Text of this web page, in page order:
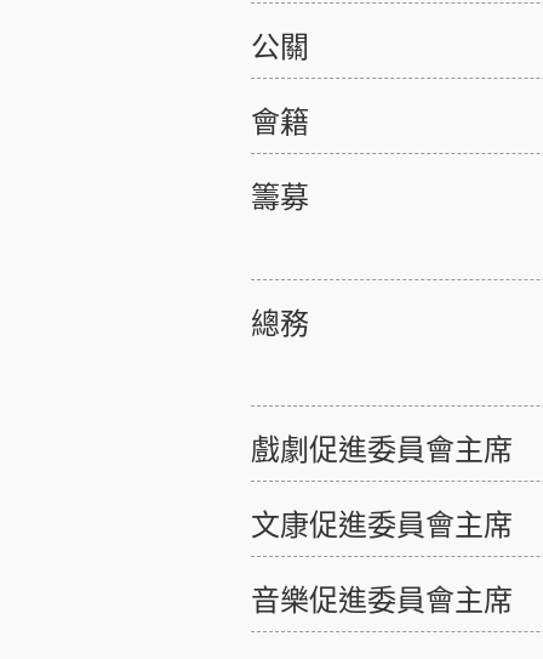
公關
會籍
籌募
總務
戲劇促進委員會主席
文康促進委員會主席
音樂促進委員會主席